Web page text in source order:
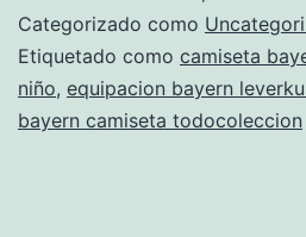
Categorizado como
Etiquetado como camiseta
niño, equipacion bayern
bayern camiseta todocoleccion